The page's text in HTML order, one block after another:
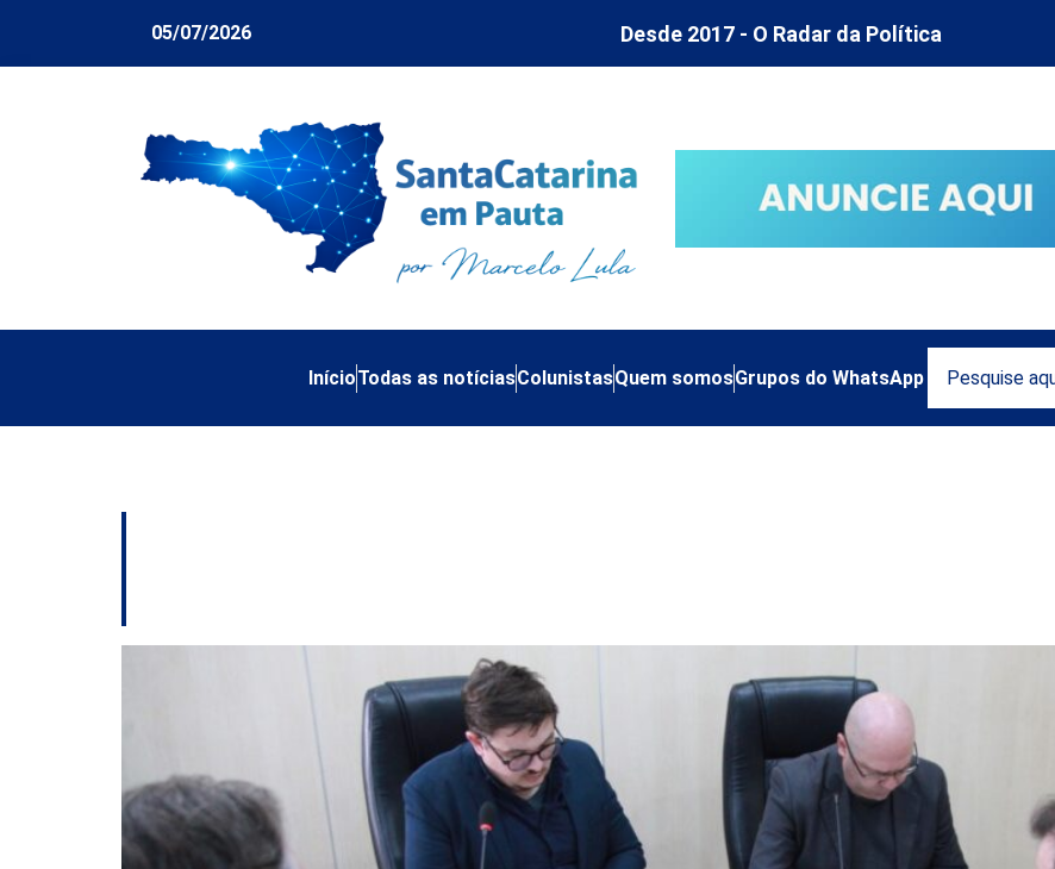
05/07/2026 Desde 2017 - O Radar da Política
InícioTodas as notíciasColunistasQuem somosGrupos do WhatsApp